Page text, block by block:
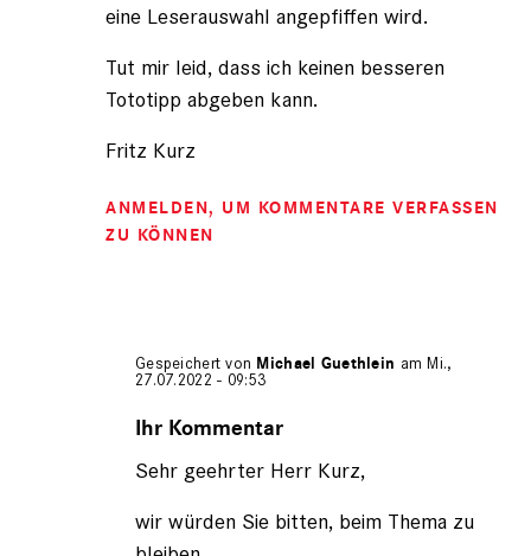
eine Leserauswahl angepfiffen wird.
Tut mir leid, dass ich keinen besseren
Tototipp abgeben kann.
Fritz Kurz
ANMELDEN, UM KOMMENTARE VERFASSEN
ZU KÖNNEN
Gespeichert von Michael Guethlein am Mi.,
27.07.2022 - 09:53
auf
Fritz
(nicht
registriert)
Ihr Kommentar
Sehr geehrter Herr Kurz,
wir würden Sie bitten, beim Thema zu